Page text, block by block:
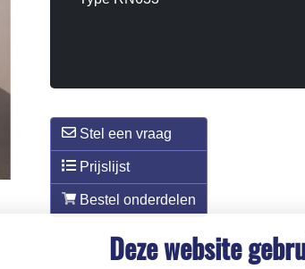
Stel een vraag
Prijslijst
Bestel onderdelen
Deze website